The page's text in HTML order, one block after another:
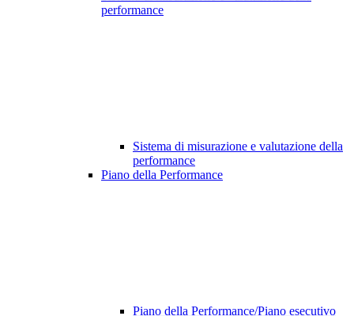
performance
Sistema di misurazione e valutazione della
performance
Piano della Performance
Piano della Performance/Piano esecutivo